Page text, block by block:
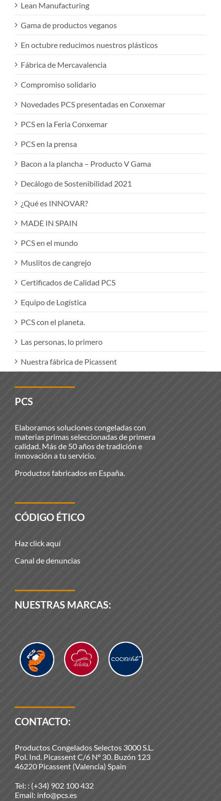
Lean Manufacturing
Gama de productos veganos
En octubre reducimos nuestros plásticos
Fábrica de Mercavalencia
Compromiso solidario
Novedades PCS presentadas en Conxemar
PCS en la Feria Conxemar
PCS en la prensa
Bacon a la plancha – Producto V Gama
Decálogo de Sostenibilidad 2021
¿Qué es INNOVAR?
MADE IN SPAIN
PCS en el mundo
Muslitos de cangrejo
Certificados de Calidad PCS
Equipo de Logística
PCS con el planeta.
Las personas, lo primero
Nuestra fábrica de Picassent
PCS
Elaboramos soluciones congeladas con
materias primas seleccionadas de primera
calidad. Más de 50 años de tradición e
innovación a tu servicio.
Productos fabricados en España.
CÓDIGO ÉTICO
Haz click aquí
Canal de denuncias
NUESTRAS MARCAS:
CONTACTO:
Productos Congelados Selectos 3000 S.L.
Pol. Ind. Picassent C/6 N° 30. Buzón 123
46220 Picassent (Valencia) Spain
Tel: : (+34) 902 100 432
Email: info@pcs.es